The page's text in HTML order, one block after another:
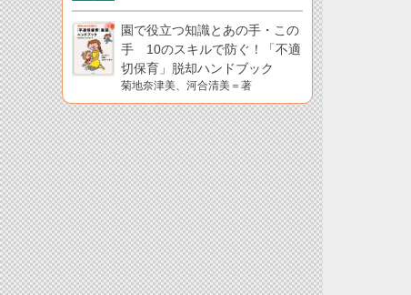
園で役立つ知識とあの手・この
手 10のスキルで防ぐ！「不適
切保育」脱却ハンドブック
菊地奈津美、河合清美＝著